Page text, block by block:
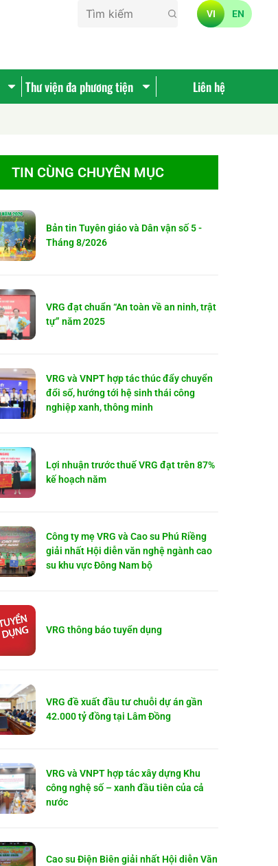
VI EN
Thư viện đa phương tiện Liên hệ
TIN CÙNG CHUYÊN MỤC
Bản tin Tuyên giáo và Dân vận số 5 -
Tháng 8/2026
VRG đạt chuẩn “An toàn về an ninh, trật
tự” năm 2025
VRG và VNPT hợp tác thúc đẩy chuyển
đổi số, hướng tới hệ sinh thái công
nghiệp xanh, thông minh
Lợi nhuận trước thuế VRG đạt trên 87%
kế hoạch năm
Công ty mẹ VRG và Cao su Phú Riềng
giải nhất Hội diễn văn nghệ ngành cao
su khu vực Đông Nam bộ
VRG thông báo tuyển dụng
VRG đề xuất đầu tư chuỗi dự án gần
42.000 tỷ đồng tại Lâm Đồng
VRG và VNPT hợp tác xây dựng Khu
công nghệ số – xanh đầu tiên của cả
nước
Cao su Điện Biên giải nhất Hội diễn Văn